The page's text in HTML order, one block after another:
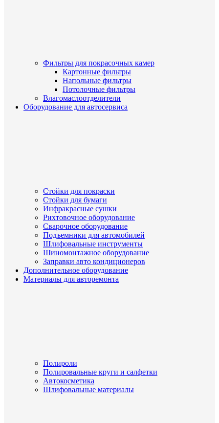
Фильтры для покрасочных камер
Картонные фильтры
Напольные фильтры
Потолочные фильтры
Влагомаслоотделители
Оборудование для автосервиса
Стойки для покраски
Стойки для бумаги
Инфракрасные сушки
Рихтовочное оборудование
Сварочное оборудование
Подъемники для автомобилей
Шлифовальные инструменты
Шиномонтажное оборудование
Заправки авто кондиционеров
Дополнительное оборудование
Материалы для авторемонта
Полироли
Полировальные круги и салфетки
Автокосметика
Шлифовальные материалы